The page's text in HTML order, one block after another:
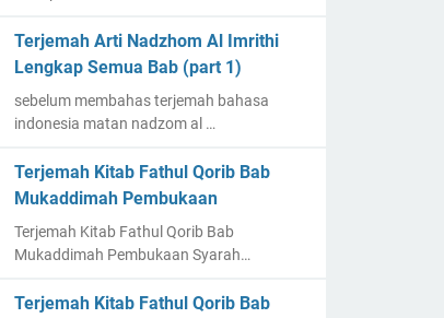
Terjemah Arti Nadzhom Al Imrithi
Lengkap Semua Bab (part 1)
sebelum membahas terjemah bahasa
indonesia matan nadzom al …
Terjemah Kitab Fathul Qorib Bab
Mukaddimah Pembukaan
Terjemah Kitab Fathul Qorib Bab
Mukaddimah Pembukaan Syarah…
Terjemah Kitab Fathul Qorib Bab